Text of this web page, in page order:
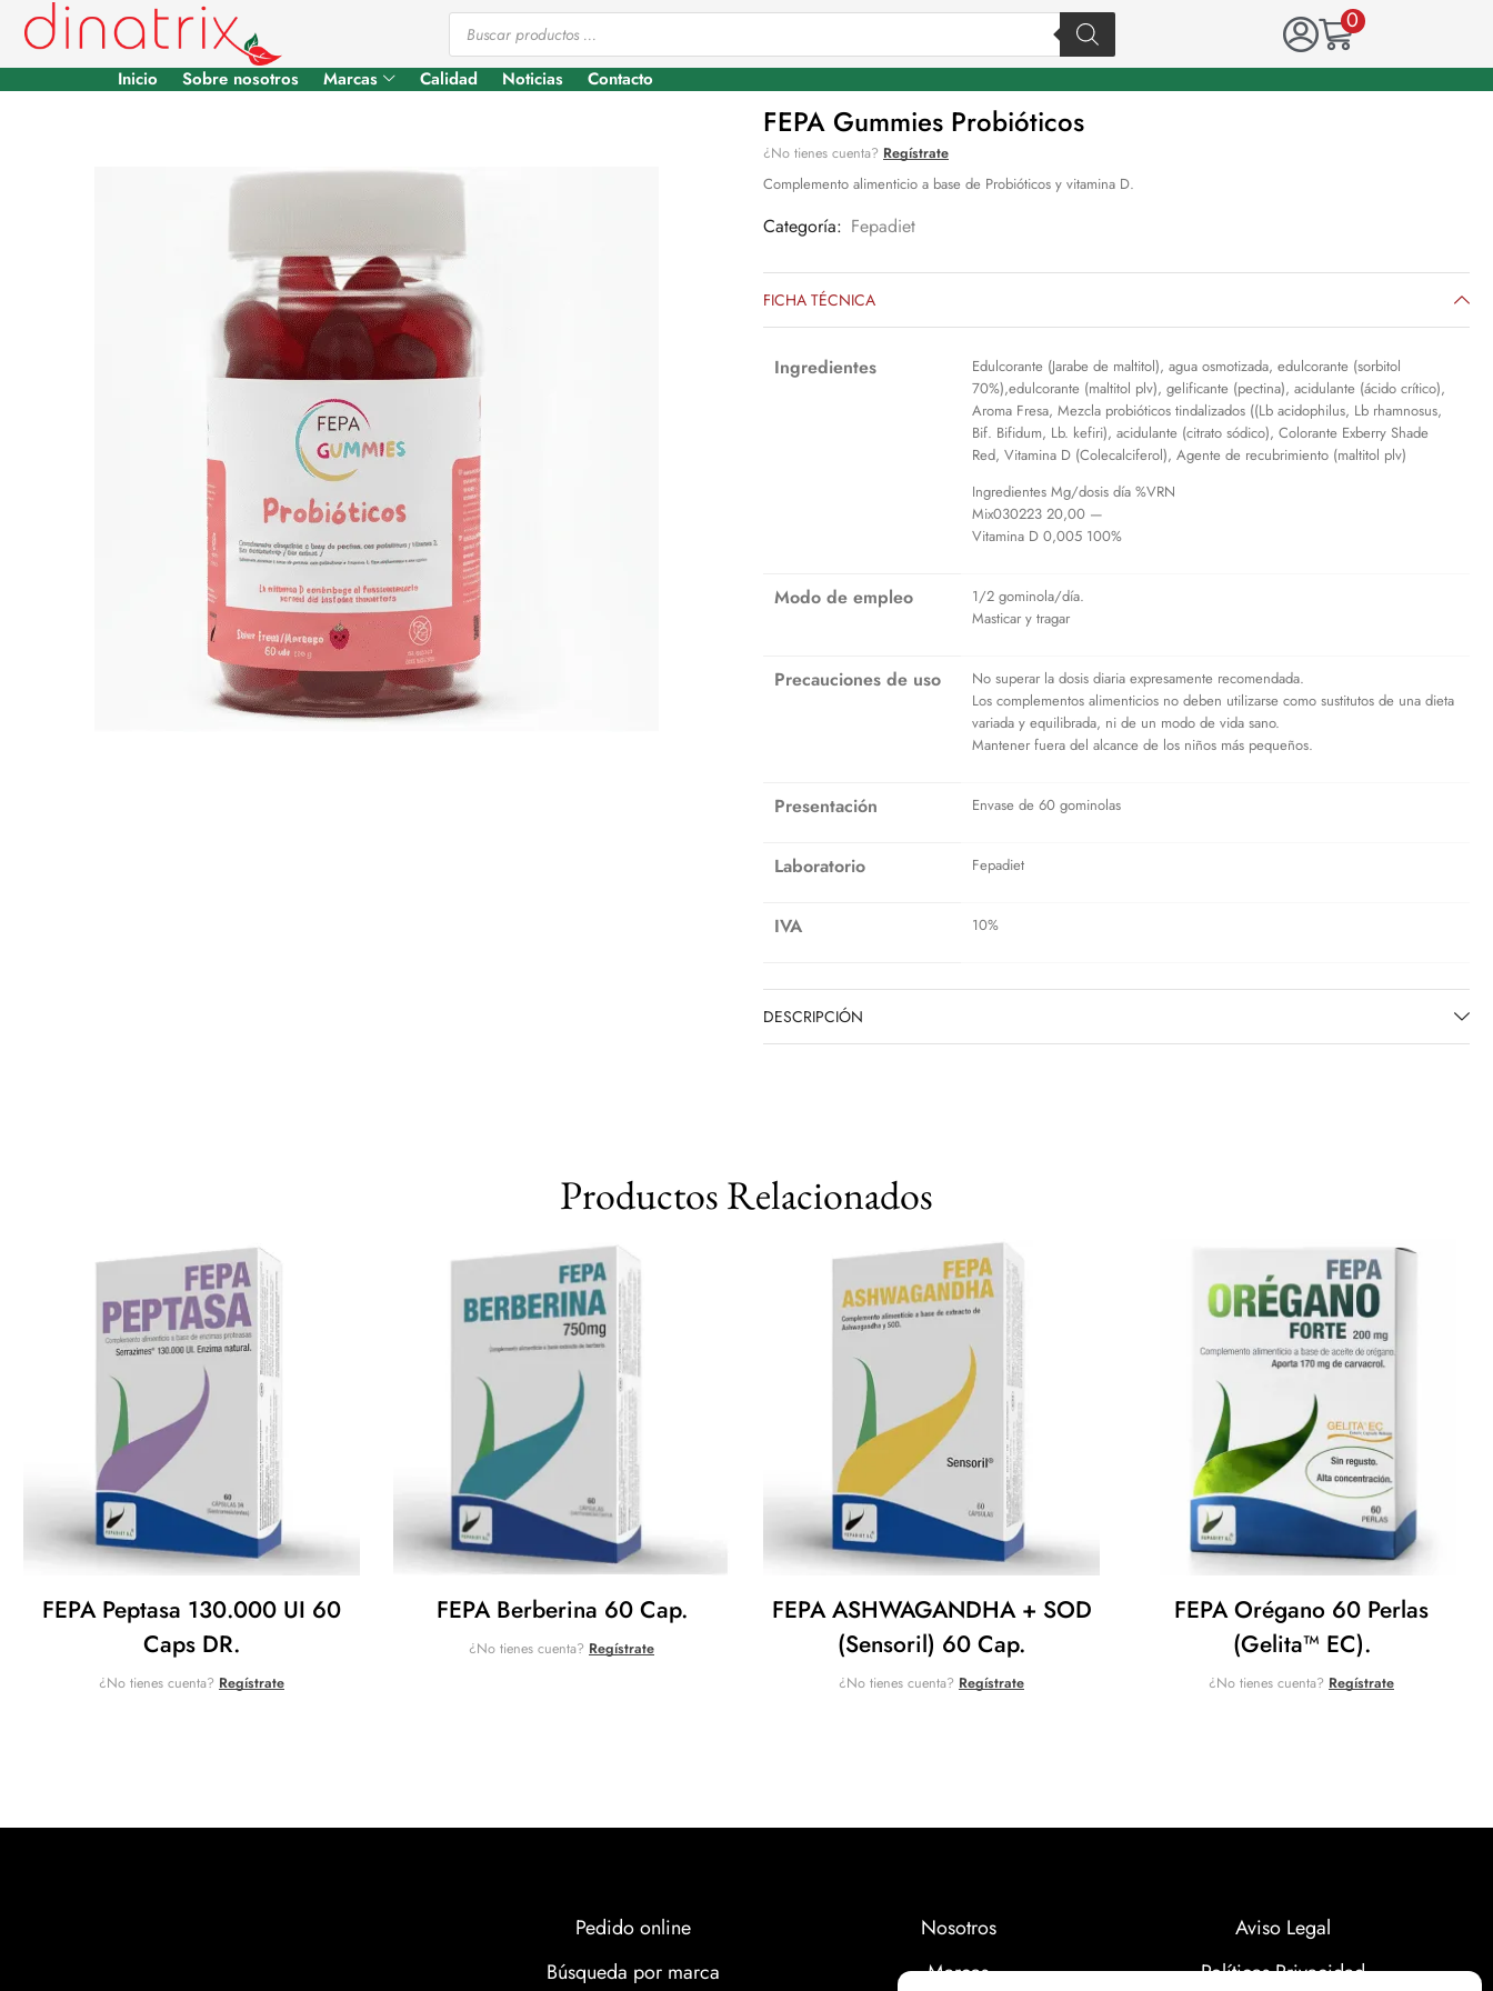
0
Inicio Sobre nosotros Marcas Calidad Noticias Contacto
FEPA Gummies Probióticos
¿No tienes cuenta? Regístrate
Complemento alimenticio a base de Probióticos y vitamina D.
Categoría: Fepadiet
FICHA TÉCNICA
Ingredientes
Edulcorante (Jarabe de maltitol), agua osmotizada, edulcorante (sorbitol
70%),edulcorante (maltitol plv), gelificante (pectina), acidulante (ácido crítico),
Aroma Fresa, Mezcla probióticos tindalizados ((Lb acidophilus, Lb rhamnosus,
Bif. Bifidum, Lb. kefiri), acidulante (citrato sódico), Colorante Exberry Shade
Red, Vitamina D (Colecalciferol), Agente de recubrimiento (maltitol plv)
Ingredientes Mg/dosis día %VRN
Mix030223 20,00 —
Vitamina D 0,005 100%
Modo de empleo
1/2 gominola/día.
Masticar y tragar
Precauciones de uso
No superar la dosis diaria expresamente recomendada.
Los complementos alimenticios no deben utilizarse como sustitutos de una dieta
variada y equilibrada, ni de un modo de vida sano.
Mantener fuera del alcance de los niños más pequeños.
Presentación Envase de 60 gominolas
Laboratorio Fepadiet
IVA 10%
DESCRIPCIÓN
Productos Relacionados
FEPA Peptasa 130.000 UI 60
Caps DR.
¿No tienes cuenta? Regístrate
FEPA Berberina 60 Cap.
¿No tienes cuenta? Regístrate
FEPA ASHWAGANDHA + SOD
(Sensoril) 60 Cap.
¿No tienes cuenta? Regístrate
FEPA Orégano 60 Perlas
(Gelita™ EC).
¿No tienes cuenta? Regístrate
Pedido online
Búsqueda por marca
Nosotros
Marcas
Aviso Legal
Políticas Privacidad